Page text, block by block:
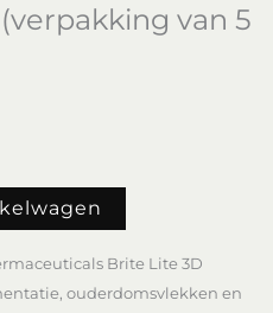
van 5
Brite Lite 3D
ouderdomsvlekken en